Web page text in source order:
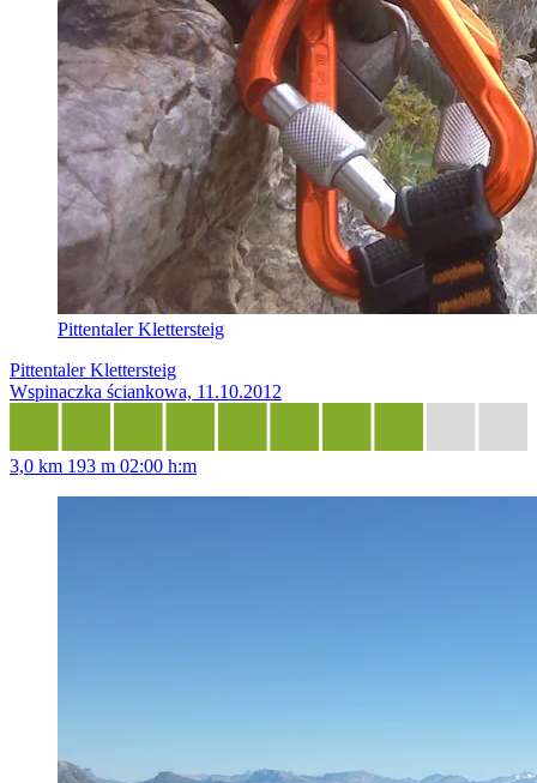
Pittentaler Klettersteig
Pittentaler Klettersteig
Wspinaczka ściankowa, 11.10.2012
3,0 km 193 m 02:00 h:m